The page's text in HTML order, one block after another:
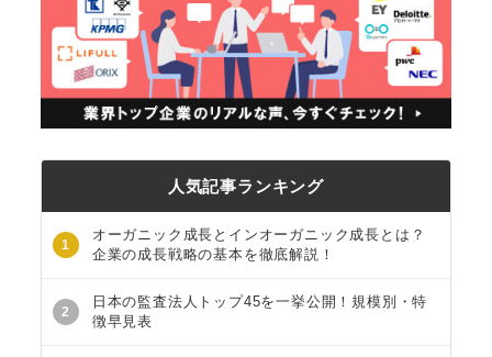
人気記事ランキング
1
オーガニック成長とインオーガニック成長とは？
企業の成長戦略の基本を徹底解説！
2
日本の監査法人トップ45を一挙公開！規模別・特
徴早見表